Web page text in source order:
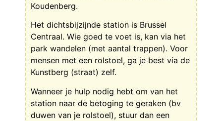
Koudenberg.
Het dichtsbijzijnde station is Brussel
Centraal. Wie goed te voet is, kan via het
park wandelen (met aantal trappen). Voor
mensen met een rolstoel, ga je best via de
Kunstberg (straat) zelf.
Wanneer je hulp nodig hebt om van het
station naar de betoging te geraken (bv
duwen van je rolstoel), stuur dan een